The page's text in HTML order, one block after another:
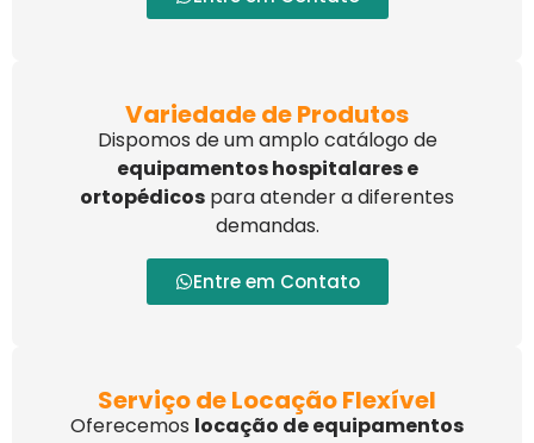
Variedade de Produtos
Dispomos de um amplo catálogo de
equipamentos hospitalares e
ortopédicos para atender a diferentes
demandas.
Entre em Contato
Serviço de Locação Flexível
Oferecemos locação de equipamentos